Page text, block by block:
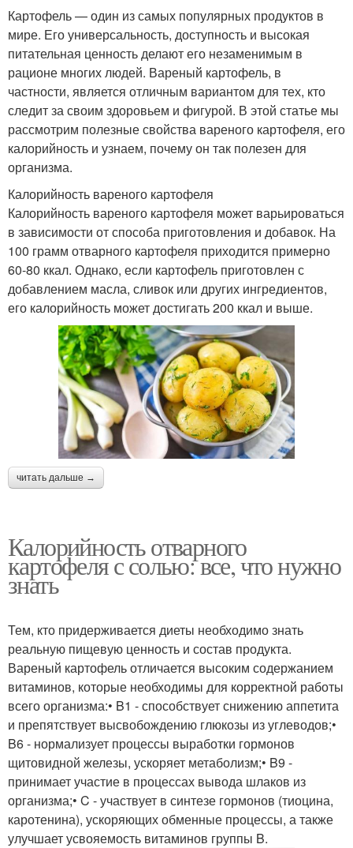
Картофель — один из самых популярных продуктов в
мире. Его универсальность, доступность и высокая
питательная ценность делают его незаменимым в
рационе многих людей. Вареный картофель, в
частности, является отличным вариантом для тех, кто
следит за своим здоровьем и фигурой. В этой статье мы
рассмотрим полезные свойства вареного картофеля, его
калорийность и узнаем, почему он так полезен для
организма.
Калорийность вареного картофеля
Калорийность вареного картофеля может варьироваться
в зависимости от способа приготовления и добавок. На
100 грамм отварного картофеля приходится примерно
60-80 ккал. Однако, если картофель приготовлен с
добавлением масла, сливок или других ингредиентов,
его калорийность может достигать 200 ккал и выше.
читать дальше →
Калорийность отварного
картофеля с солью: все, что нужно
знать
Тем, кто придерживается диеты необходимо знать
реальную пищевую ценность и состав продукта.
Вареный картофель отличается высоким содержанием
витаминов, которые необходимы для корректной работы
всего организма:• B1 - способствует снижению аппетита
и препятствует высвобождению глюкозы из углеводов;•
B6 - нормализует процессы выработки гормонов
щитовидной железы, ускоряет метаболизм;• B9 -
принимает участие в процессах вывода шлаков из
организма;• C - участвует в синтезе гормонов (тиоцина,
каротенина), ускоряющих обменные процессы, а также
улучшает усвояемость витаминов группы B.